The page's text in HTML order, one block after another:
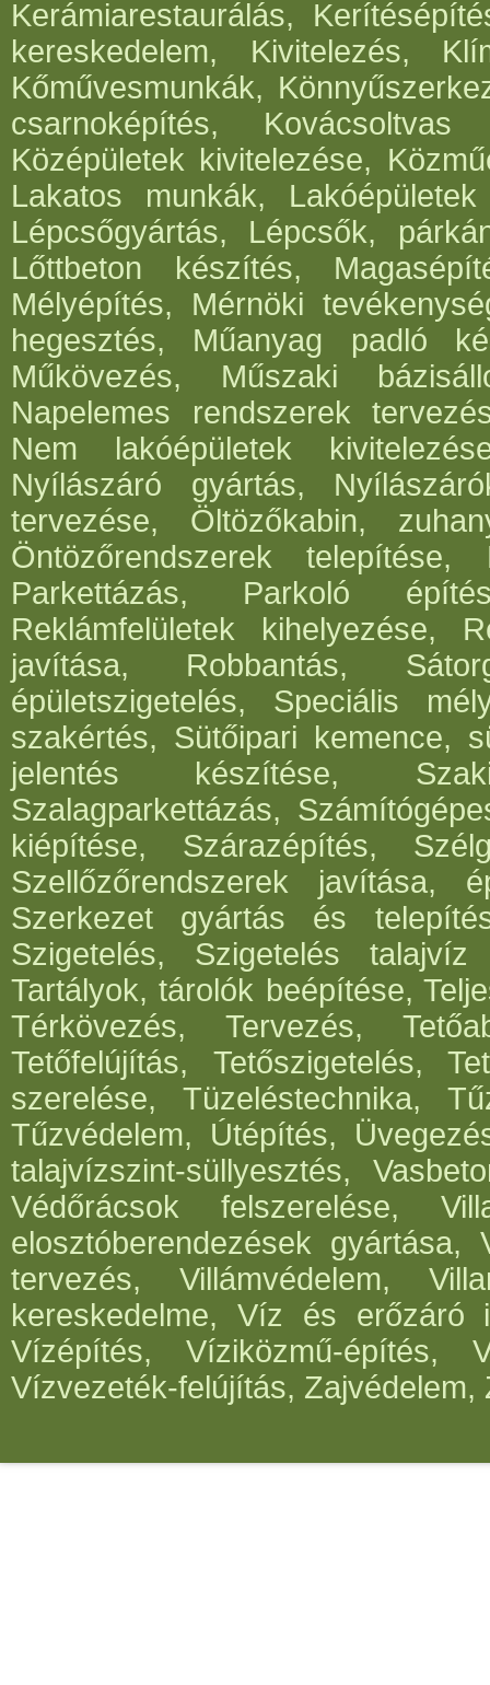
Kerámiarestaurálás,
kereskedelem, Kivitelezés,
Kőművesmunkák,
csarnoképítés,
Középületek kivitelezése,
Lakatos munkák,
Lépcsőgyártás, Lépcsők,
Lőttbeton készítés,
Mélyépítés, Mérnöki
hegesztés, Műanyag padló
Műkövezés, Műszaki
Napelemes rendszerek
Nem lakóépületek
Nyílászáró gyártás,
tervezése, Öltözőkabin,
Öntözőrendszerek
Parkettázás, Parkoló
Reklámfelületek kihelyezése,
javítása, Robbantás,
épületszigetelés, Speciális
szakértés, Sütőipari kemence,
jelentés készítése,
Szalagparkettázás,
kiépítése, Szárazépítés,
Szellőzőrendszerek javítása,
Szerkezet gyártás és
Szigetelés, Szigetelés
Tartályok, tárolók beépítése,
Térkövezés, Tervezés,
Tetőfelújítás, Tetőszigetelés,
szerelése, Tüzeléstechnika,
Tűzvédelem, Útépítés,
talajvízszint-süllyesztés,
Védőrácsok felszerelése,
elosztóberendezések gyártása,
tervezés, Villámvédelem,
kereskedelme, Víz és erőzáró
Vízépítés, Víziközmű-építés,
Vízvezeték-felújítás,